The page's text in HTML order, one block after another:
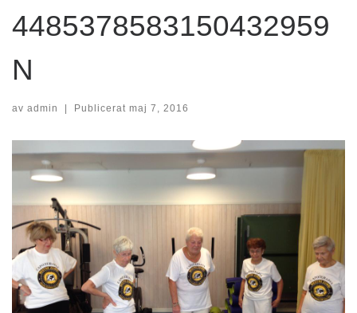
4485378583150432959
N
av admin | Publicerat maj 7, 2016